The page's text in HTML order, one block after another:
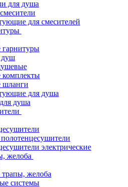
для душа
для смесителей
душ
для душа
душа
электрические
желоба
желоба
системы